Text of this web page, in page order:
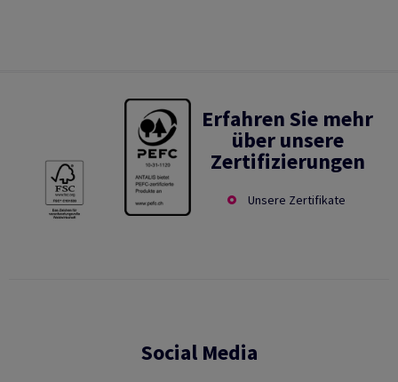
Erfahren Sie mehr
über unsere
Zertifizierungen
Unsere Zertifikate
Social Media